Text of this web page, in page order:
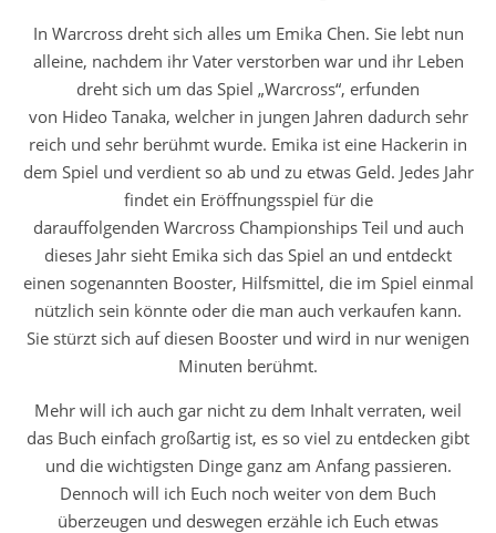
In Warcross dreht sich alles um Emika Chen. Sie lebt nun
alleine, nachdem ihr Vater verstorben war und ihr Leben
dreht sich um das Spiel „Warcross“, erfunden
von Hideo Tanaka, welcher in jungen Jahren dadurch sehr
reich und sehr berühmt wurde. Emika ist eine Hackerin in
dem Spiel und verdient so ab und zu etwas Geld. Jedes Jahr
findet ein Eröffnungsspiel für die
darauffolgenden Warcross Championships Teil und auch
dieses Jahr sieht Emika sich das Spiel an und entdeckt
einen sogenannten Booster, Hilfsmittel, die im Spiel einmal
nützlich sein könnte oder die man auch verkaufen kann.
Sie stürzt sich auf diesen Booster und wird in nur wenigen
Minuten berühmt.
Mehr will ich auch gar nicht zu dem Inhalt verraten, weil
das Buch einfach großartig ist, es so viel zu entdecken gibt
und die wichtigsten Dinge ganz am Anfang passieren.
Dennoch will ich Euch noch weiter von dem Buch
überzeugen und deswegen erzähle ich Euch etwas